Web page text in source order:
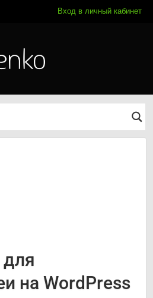
Вход в личный кабинет
для
на WordPress